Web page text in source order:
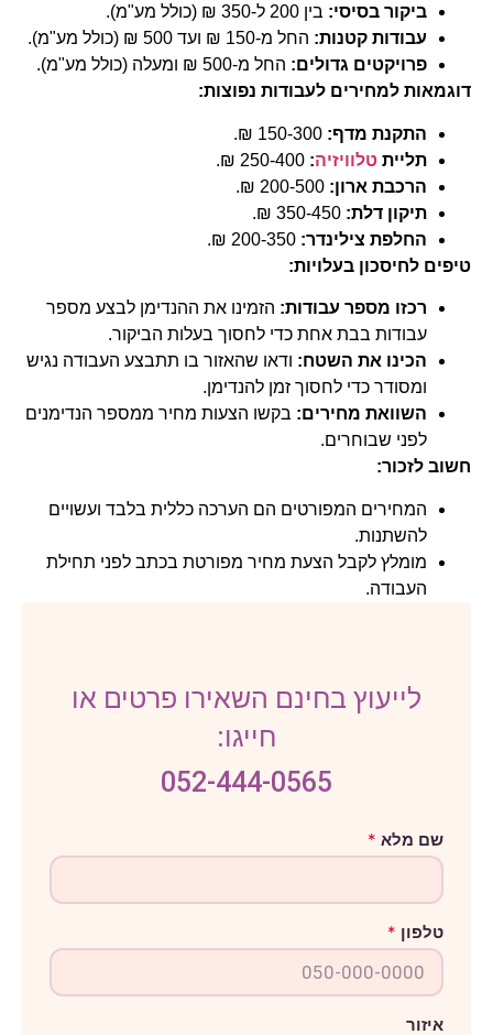
ביקור בסיסי: בין 200 ל-350 ₪ (כולל מע"מ).
עבודות קטנות: החל מ-150 ₪ ועד 500 ₪ (כולל מע"מ).
פרויקטים גדולים: החל מ-500 ₪ ומעלה (כולל מע"מ).
דוגמאות למחירים לעבודות נפוצות:
התקנת מדף:
תליית טלוויזיה:
הרכבת ארון:
תיקון דלת:
החלפת צילינדר:
טיפים לחיסכון בעלויות:
רכזו מספר עבודות: הזמינו את ההנדימן לבצע מספר
עבודות בבת אחת כדי לחסוך בעלות הביקור.
הכינו את השטח: ודאו שהאזור בו תתבצע העבודה נגיש
ומסודר כדי לחסוך זמן להנדימן.
השוואת מחירים: בקשו הצעות מחיר ממספר הנדימנים
לפני שבוחרים.
חשוב לזכור:
המחירים המפורטים הם הערכה כללית בלבד ועשויים
להשתנות.
מומלץ לקבל הצעת מחיר מפורטת בכתב לפני תחילת
העבודה.
לייעוץ בחינם השאירו פרטים או
חייגו:
052-444-0565
שם מלא * מ
ל
ו
ע
ה
י
ו
טלפון *
איזור